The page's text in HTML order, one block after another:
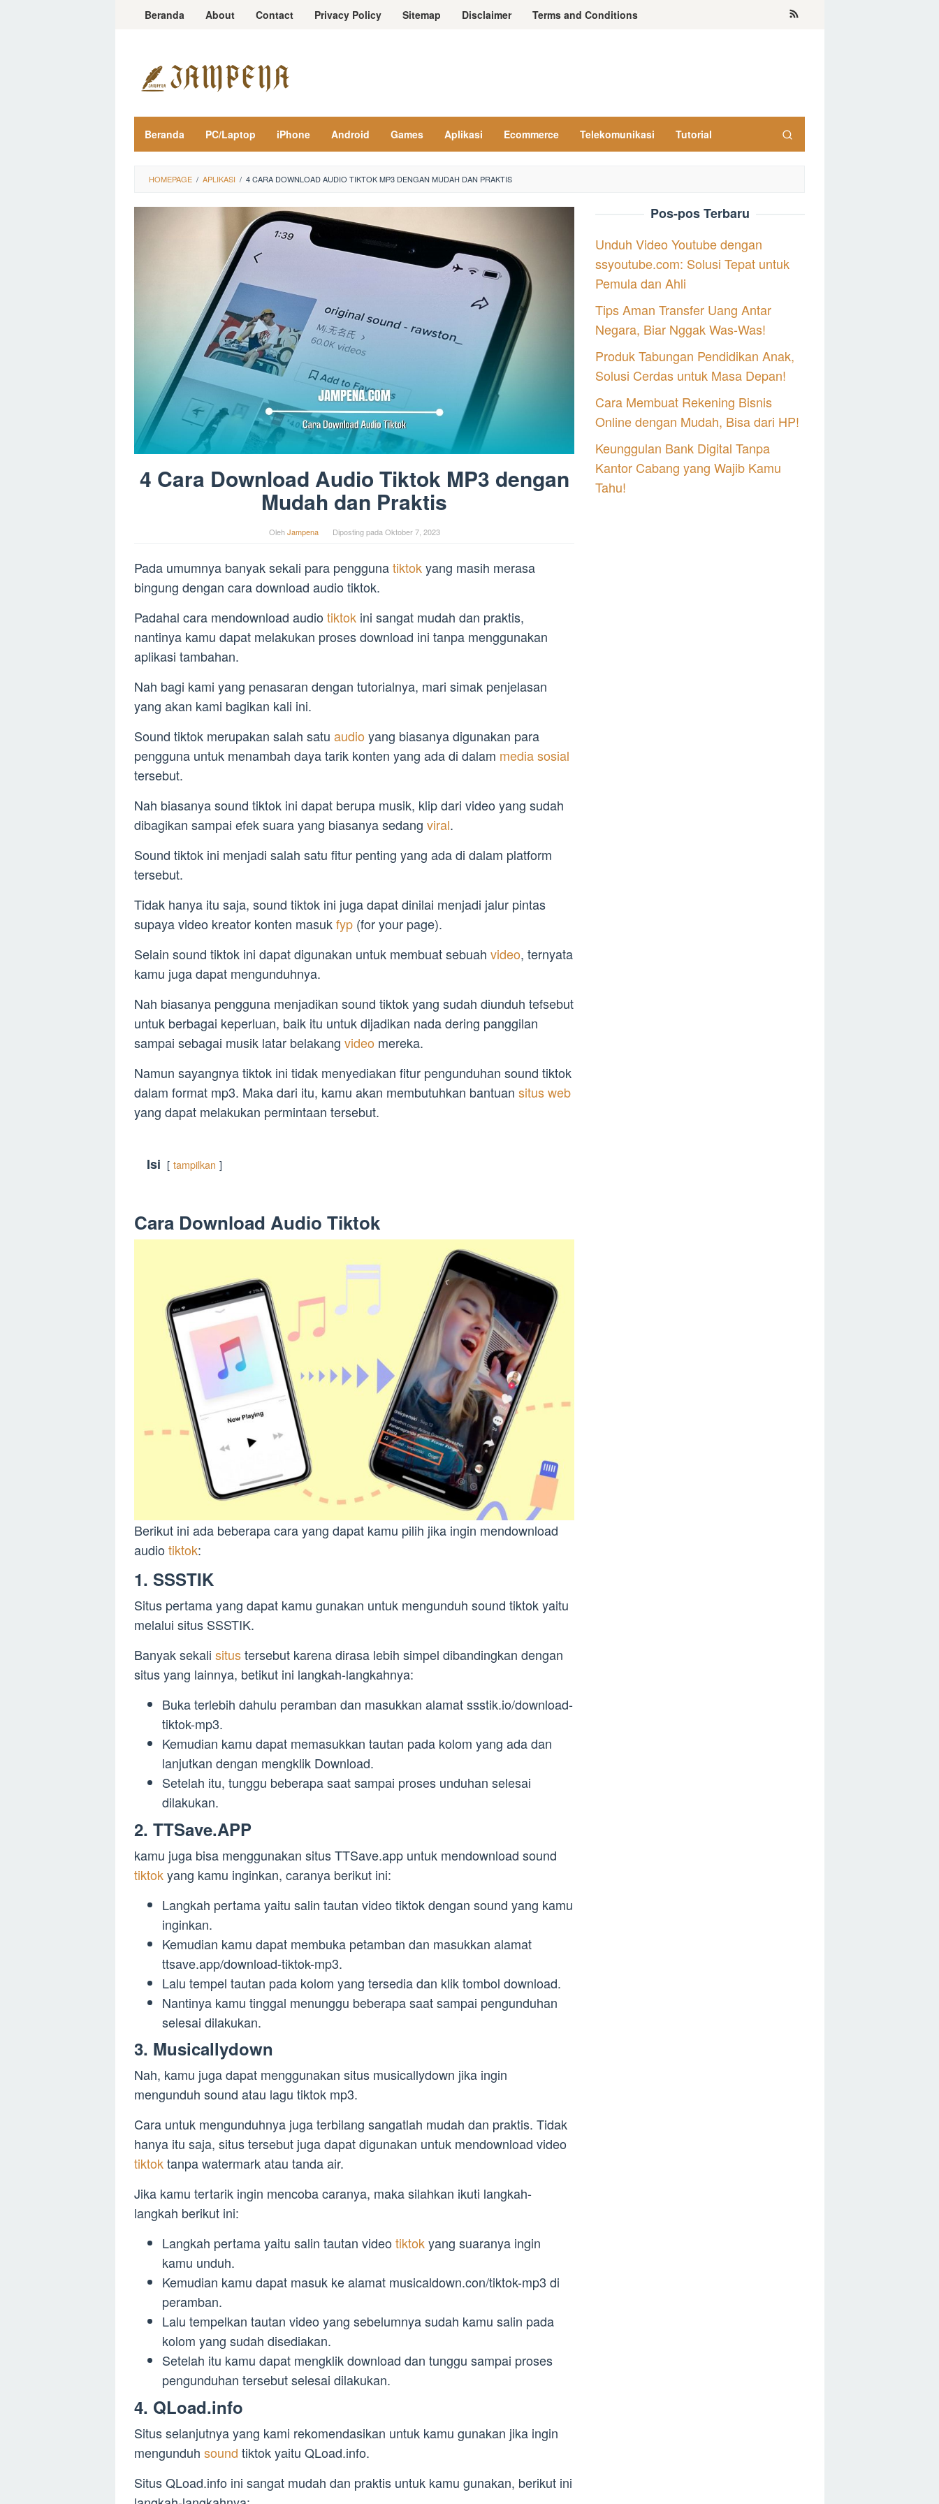
LoncatBeranda About Contact Privacy Policy Sitemap Disclaimer Terms and Conditions
Beranda PC/Laptop iPhone Android Games Aplikasi Ecommerce Telekomunikasi Tutorial
HOMEPAGE / APLIKASI / 4 CARA DOWNLOAD AUDIO TIKTOK MP3 DENGAN MUDAH DAN PRAKTIS
4 Cara Download Audio Tiktok MP3 dengan
Mudah dan Praktis
OlehJampena Diposting padaOktober 7, 2023
Pada umumnya banyak sekali para penggunatiktokyang masih merasa
bingung dengan cara download audio tiktok.
Padahal cara mendownload audiotiktok ini sangat mudah dan praktis,
nantinya kamu dapat melakukan proses download ini tanpa menggunakan
aplikasi tambahan.
Nah bagi kami yang penasaran dengan tutorialnya, mari simak penjelasan
yang akan kami bagikan kali ini.
Sound tiktok merupakan salah satu audio yang biasanya digunakan para
pengguna untuk menambah daya tarik konten yang ada di dalam media sosial
tersebut.
Nah biasanya sound tiktok ini dapat berupa musik, klip dari video yang sudah
dibagikan sampai efek suara yang biasanya sedang viral.
Sound tiktok ini menjadi salah satu fitur penting yang ada di dalam platform
tersebut.
Tidak hanya itu saja, sound tiktok ini juga dapat dinilai menjadi jalur pintas
supaya video kreator konten masukfyp (for your page).
Selain sound tiktok ini dapat digunakan untuk membuat sebuah video, ternyata
kamu juga dapat mengunduhnya.
Nah biasanya pengguna menjadikan sound tiktok yang sudah diunduh tefsebut
untuk berbagai keperluan, baik itu untuk dijadikan nada dering panggilan
sampai sebagai musik latar belakang video mereka.
Namun sayangnya tiktok ini tidak menyediakan fitur pengunduhan sound tiktok
dalam format mp3. Maka dari itu, kamu akan membutuhkan bantuan situs web
yang dapat melakukan permintaan tersebut.
Isi tampilkan
Cara Download Audio Tiktok
Berikut ini ada beberapa cara yang dapat kamu pilih jika ingin mendownload
audiotiktok:
1. SSSTIK
Situs pertama yang dapat kamu gunakan untuk mengunduh sound tiktok yaitu
melalui situs SSSTIK.
Banyak sekali situstersebut karena dirasa lebih simpel dibandingkan dengan
situs yang lainnya, betikut ini langkah-langkahnya:
Buka terlebih dahulu peramban dan masukkan alamat ssstik.io/download-
tiktok-mp3.
Kemudian kamu dapat memasukkan tautan pada kolom yang ada dan
lanjutkan dengan mengklik Download.
Setelah itu, tunggu beberapa saat sampai proses unduhan selesai
dilakukan.
2. TTSave.APP
kamu juga bisa menggunakan situs TTSave.app untuk mendownload sound
tiktokyang kamu inginkan, caranya berikut ini:
Langkah pertama yaitu salin tautan video tiktok dengan sound yang kamu
inginkan.
Kemudian kamu dapat membuka petamban dan masukkan alamat
ttsave.app/download-tiktok-mp3.
Lalu tempel tautan pada kolom yang tersedia dan klik tombol download.
Nantinya kamu tinggal menunggu beberapa saat sampai pengunduhan
selesai dilakukan.
3. Musicallydown
Nah, kamu juga dapat menggunakan situs musicallydown jika ingin
mengunduh sound atau lagu tiktok mp3.
Cara untuk mengunduhnya juga terbilang sangatlah mudah dan praktis. Tidak
hanya itu saja, situs tersebut juga dapat digunakan untuk mendownload video
tiktoktanpa watermark atau tanda air.
Jika kamu tertarik ingin mencoba caranya, maka silahkan ikuti langkah-
langkah berikut ini:
Langkah pertama yaitu salin tautan videotiktokyang suaranya ingin
kamu unduh.
Kemudian kamu dapat masuk ke alamat musicaldown.con/tiktok-mp3 di
peramban.
Lalu tempelkan tautan video yang sebelumnya sudah kamu salin pada
kolom yang sudah disediakan.
Setelah itu kamu dapat mengklik download dan tunggu sampai proses
pengunduhan tersebut selesai dilakukan.
4. QLoad.info
Situs selanjutnya yang kami rekomendasikan untuk kamu gunakan jika ingin
mengunduh sound tiktok yaitu QLoad.info.
Situs QLoad.info ini sangat mudah dan praktis untuk kamu gunakan, berikut ini
Pos-pos Terbaru
Unduh Video Youtube dengan
ssyoutube.com: Solusi Tepat untuk
Pemula dan Ahli
Tips Aman Transfer Uang Antar
Negara, Biar Nggak Was-Was!
Produk Tabungan Pendidikan Anak,
Solusi Cerdas untuk Masa Depan!
Cara Membuat Rekening Bisnis
Online dengan Mudah, Bisa dari HP!
Keunggulan Bank Digital Tanpa
Kantor Cabang yang Wajib Kamu
Tahu!